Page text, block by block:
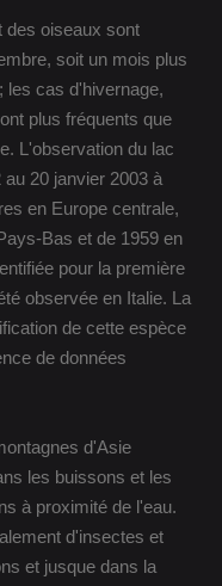
des oiseaux sont
soit un mois plus
les cas d'hivernage,
plus fréquents que
L'observation du lac
20 janvier 2003 à
en Europe centrale,
Bas et de 1959 en
pour la première
observée en Italie. La
de cette espèce
de données
d'Asie
les buissons et les
à proximité de l'eau.
d'insectes et
et jusque dans la